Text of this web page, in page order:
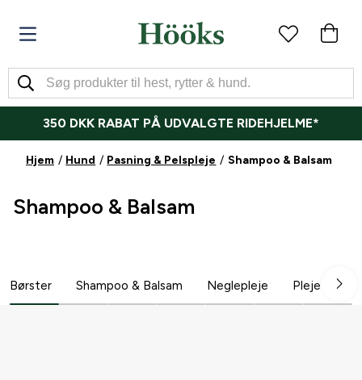
350 DKK RABAT PÅ UDVALGTE RIDEHJELME*
Hjem Hund Pasning & Pelspleje Shampoo & Balsam
Shampoo & Balsam
Børster Shampoo & Balsam Neglepleje Pleje